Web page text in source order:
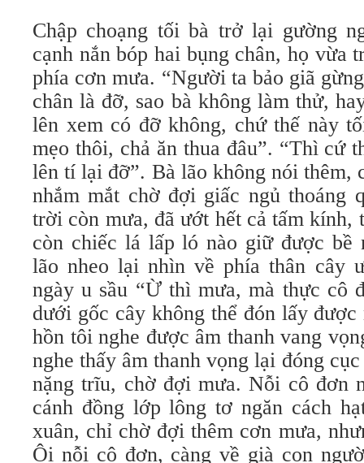
Chập choạng tối bà trở lại gường
cạnh nắn bóp hai bụng chân, họ vừa
phía cơn mưa. “Người ta bảo giã
chân là đỡ, sao bà không làm thử,
lên xem có đỡ không, chứ thế này
mẹo thôi, chả ăn thua đâu”. “Thì cứ
lên tí lại đỡ”. Bà lão không nói
nhắm mắt chờ đợi giấc ngủ thoáng
trời còn mưa, đã ướt hết cả tấm kính,
còn chiếc lá lấp ló nào giữ được bề
lão nheo lại nhìn về phía thân cây
ngày u sầu “Ừ thì mưa, mà thực cô
dưới gốc cây không thể đón lấy
hồn tôi nghe được âm thanh vang
nghe thấy âm thanh vọng lại đóng
nặng trĩu, chờ đợi mưa. Nỗi cô đơn
cánh đồng lớp lông tơ ngăn cách
xuân, chỉ chờ đợi thêm cơn mưa,
Ôi nỗi cô đơn, càng về già con